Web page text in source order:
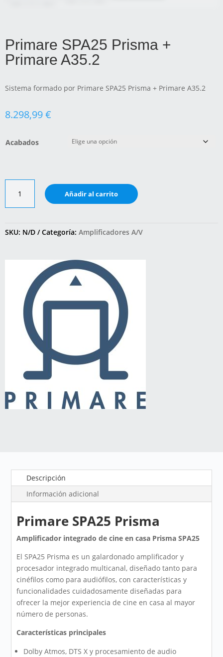
Primare SPA25 Prisma +
Primare A35.2
Sistema formado por Primare SPA25 Prisma + Primare A35.2
8.298,99€
Acabados
SPA25
Prisma
Primare
Añadir al carrito
SKU: N/D Categoría: Amplificadores A/V
Descripción
Información adicional
Primare SPA25 Prisma
Amplificador integrado de cine en casa Prisma SPA25
El SPA25 Prisma es un galardonado amplificador y
procesador integrado multicanal, diseñado tanto para
cinéfilos como para audiófilos, con características y
funcionalidades cuidadosamente diseñadas para
ofrecer la mejor experiencia de cine en casa al mayor
número de personas.
Características principales
Dolby Atmos, DTS X y procesamiento de audio